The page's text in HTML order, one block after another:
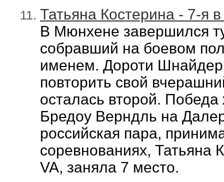
Татьяна Костерина - 7-я
В Мюнхене завершился
собравший на боевом
именем. Дороти
повторить свой
осталась второй.
Бредоу Верндль на
российская пара, пр
соревнованиях, Татьяна
VA, заняла 7 место.